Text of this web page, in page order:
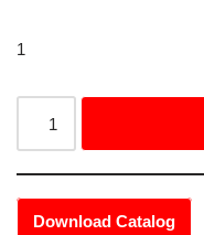
1
Download Catalog